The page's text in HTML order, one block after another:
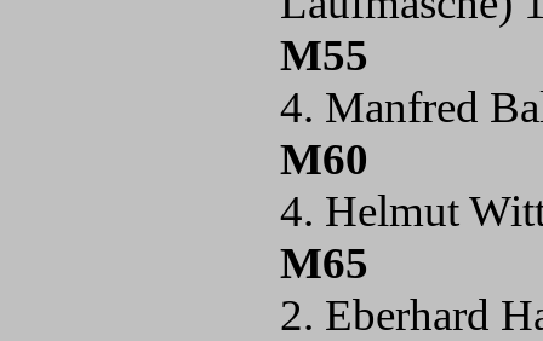
M55
4. Manfred
M60
4. Helmut
M65
2. Eberhard